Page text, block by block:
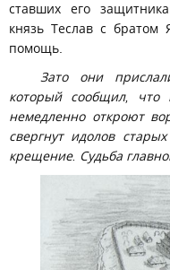
ставших его
князь Теслав с
помощь.
Зато они
который сообщил, что
немедленно откроют
свергнут идолов
крещение. Судьба